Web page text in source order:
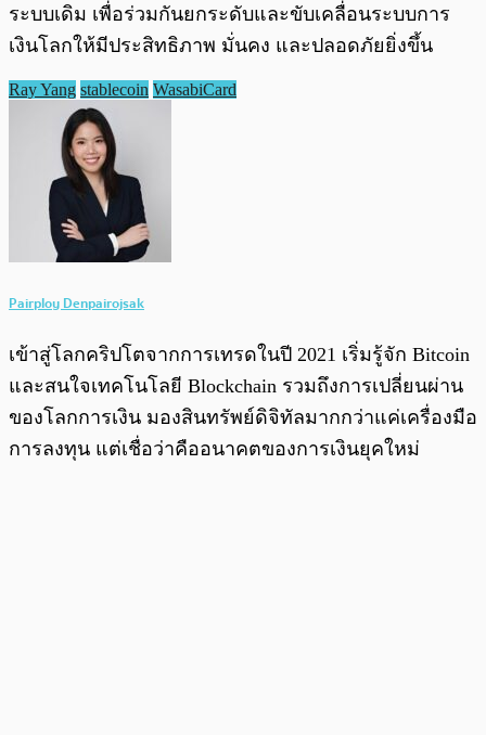
ระบบเดิม เพื่อร่วมกันยกระดับและขับเคลื่อนระบบการ
เงินโลกให้มีประสิทธิภาพ มั่นคง และปลอดภัยยิ่งขึ้น
Ray Yang stablecoin WasabiCard
Pairploy Denpairojsak
เข้าสู่โลกคริปโตจากการเทรดในปี 2021 เริ่มรู้จัก Bitcoin
และสนใจเทคโนโลยี Blockchain รวมถึงการเปลี่ยนผ่าน
ของโลกการเงิน มองสินทรัพย์ดิจิทัลมากกว่าแค่เครื่องมือ
การลงทุน แต่เชื่อว่าคืออนาคตของการเงินยุคใหม่